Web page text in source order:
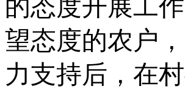
的态度开展工
望态度的农户
力支持后 ， 在